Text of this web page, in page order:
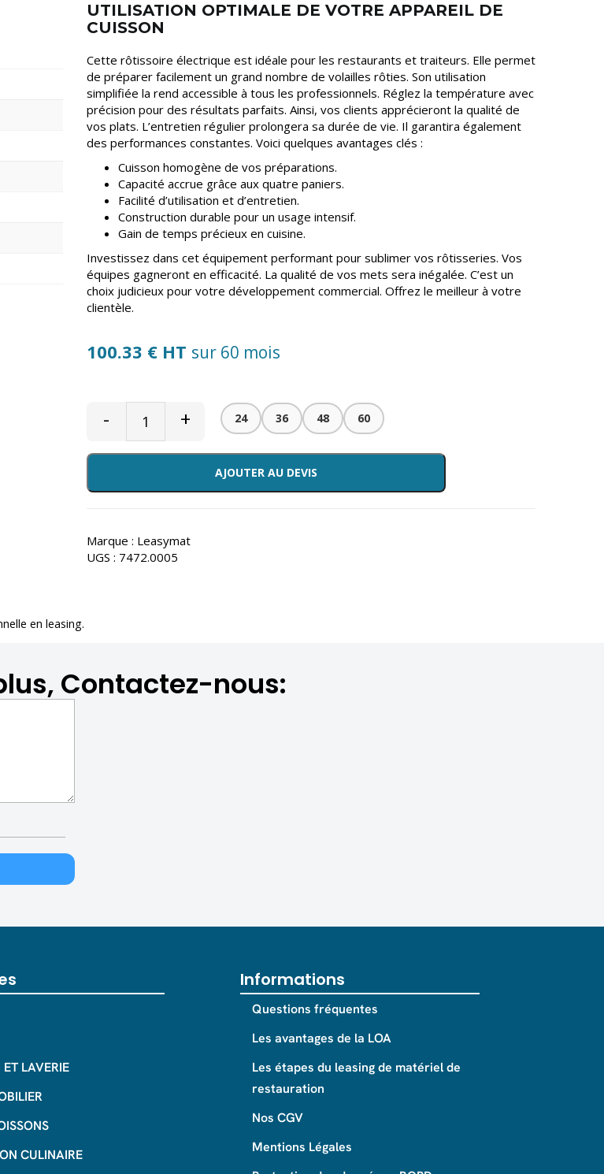
UTILISATION OPTIMALE DE VOTRE APPAREIL DE
CUISSON
Cette rôtissoire électrique est idéale pour les restaurants et traiteurs. Elle permet
de préparer facilement un grand nombre de volailles rôties. Son utilisation
simplifiée la rend accessible à tous les professionnels. Réglez la température avec
précision pour des résultats parfaits. Ainsi, vos clients apprécieront la qualité de
vos plats. L’entretien régulier prolongera sa durée de vie. Il garantira également
des performances constantes. Voici quelques avantages clés :
Cuisson homogène de vos préparations.
Capacité accrue grâce aux quatre paniers.
Facilité d’utilisation et d’entretien.
Construction durable pour un usage intensif.
Gain de temps précieux en cuisine.
Investissez dans cet équipement performant pour sublimer vos rôtisseries. Vos
équipes gagneront en efficacité. La qualité de vos mets sera inégalée. C’est un
choix judicieux pour votre développement commercial. Offrez le meilleur à votre
clientèle.
100.33 € HT sur 60 mois
- + 24 36 48 60
AJOUTER AU DEVIS
Marque : Leasymat
UGS : 7472.0005
en leasing.
Contactez-nous:
ET LAVERIE
CULINAIRE
Informations
Questions fréquentes
Les avantages de la LOA
Les étapes du leasing de matériel de
restauration
Nos CGV
Mentions Légales